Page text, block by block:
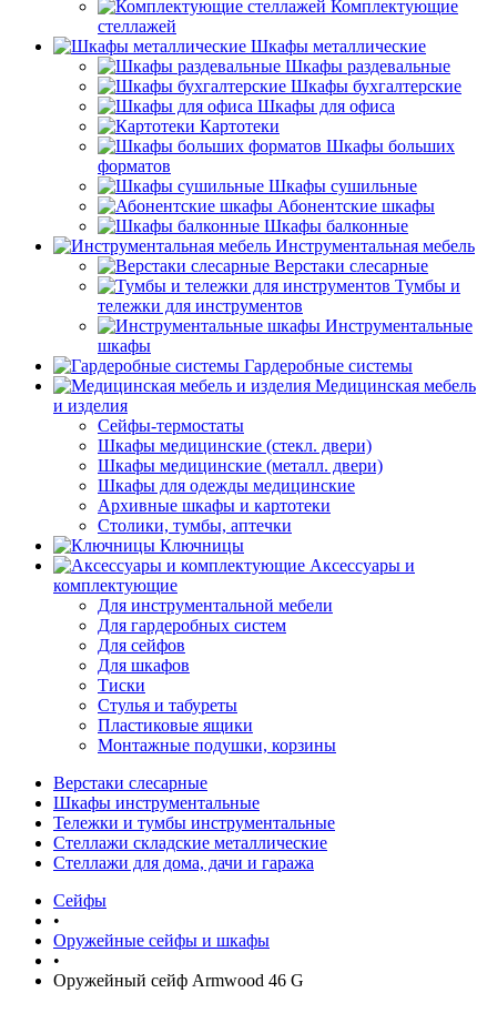
Комплектующие
стеллажей
Шкафы металлические
Шкафы раздевальные
Шкафы бухгалтерские
Шкафы для офиса
Картотеки
Шкафы больших
форматов
Шкафы сушильные
Абонентские шкафы
Шкафы балконные
Инструментальная мебель
Верстаки слесарные
Тумбы и
тележки для инструментов
Инструментальные
шкафы
Гардеробные системы
Медицинская мебель
и изделия
Сейфы-термостаты
Шкафы медицинские (стекл. двери)
Шкафы медицинские (металл. двери)
Шкафы для одежды медицинские
Архивные шкафы и картотеки
Столики, тумбы, аптечки
Ключницы
Аксессуары и
комплектующие
Для инструментальной мебели
Для гардеробных систем
Для сейфов
Для шкафов
Тиски
Стулья и табуреты
Пластиковые ящики
Монтажные подушки, корзины
Верстаки слесарные
Шкафы инструментальные
Тележки и тумбы инструментальные
Стеллажи складские металлические
Стеллажи для дома, дачи и гаража
Сейфы
•
Оружейные сейфы и шкафы
•
Оружейный сейф Armwood 46 G